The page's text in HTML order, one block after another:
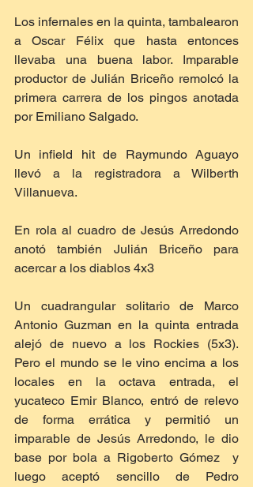
Los infernales en la quinta, tambalearon
a Oscar Félix que hasta entonces
llevaba una buena labor. Imparable
productor de Julián Briceño remolcó la
primera carrera de los pingos anotada
por Emiliano Salgado.
Un infield hit de Raymundo Aguayo
llevó a la registradora a Wilberth
Villanueva.
En rola al cuadro de Jesús Arredondo
anotó también Julián Briceño para
acercar a los diablos 4x3
Un cuadrangular solitario de Marco
Antonio Guzman en la quinta entrada
alejó de nuevo a los Rockies (5x3).
Pero el mundo se le vino encima a los
locales en la octava entrada, el
yucateco Emir Blanco, entró de relevo
de forma errática y permitió un
imparable de Jesús Arredondo, le dio
base por bola a Rigoberto Gómez  y
luego aceptó sencillo de Pedro